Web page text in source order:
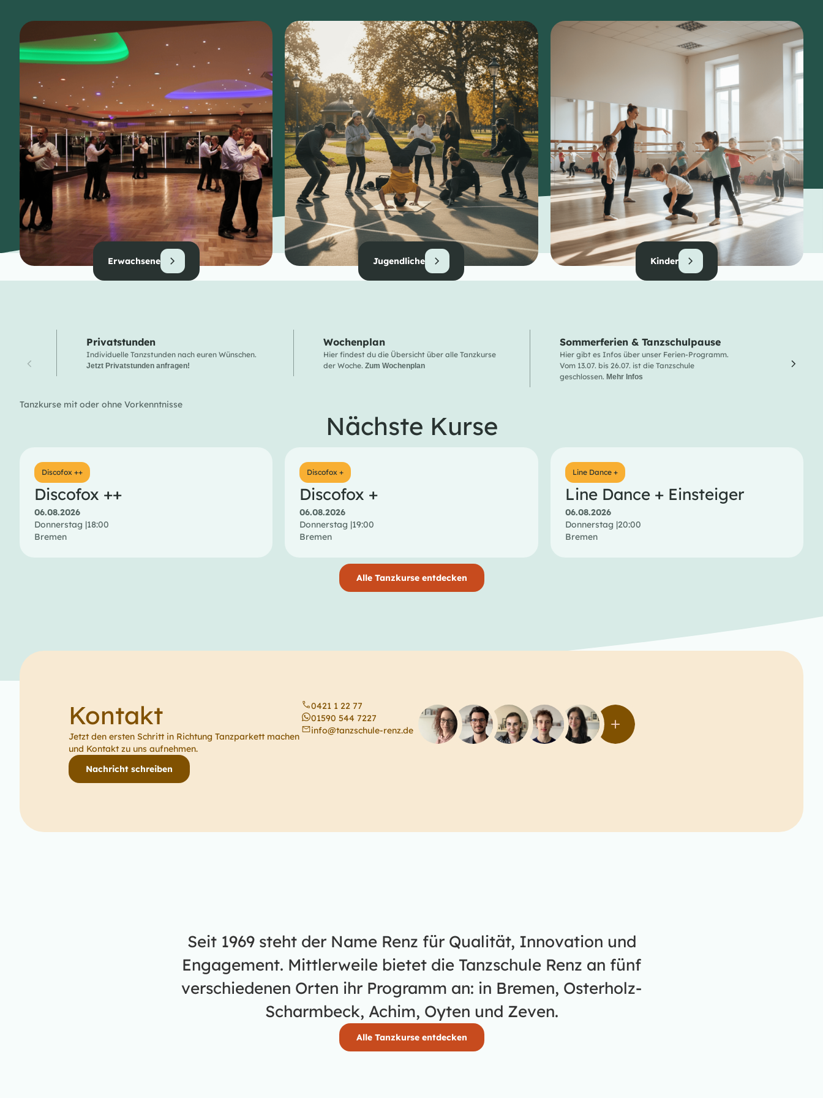
Erwachsene Jugendliche Kinder
Privatstunden
Individuelle Tanzstunden nach euren Wünschen.
Jetzt Privatstunden anfragen!
Wochenplan
Hier findest du die Übersicht über alle Tanzkurse
der Woche. Zum Wochenplan
Sommerferien & Tanzschulpause
Hier gibt es Infos über unser Ferien-Programm.
Vom 13.07. bis 26.07. ist die Tanzschule
geschlossen.Mehr Infos
Tanzkurse mit oder ohne Vorkenntnisse
Nächste Kurse
Discofox ++
Discofox ++
06.08.2026
Donnerstag |18:00
Bremen
Discofox +
Discofox +
06.08.2026
Donnerstag |19:00
Bremen
Line Dance +
Line Dance + Einsteiger
06.08.2026
Donnerstag |20:00
Bremen
Alle Tanzkurse entdecken
Kontakt
Jetzt den ersten Schritt in Richtung Tanzparkett machen
und Kontakt zu uns aufnehmen.
Nachricht schreiben
0421 1 22 77
01590 544 7227
info@tanzschule-renz.de
Seit 1969 steht der Name Renz für Qualität, Innovation und
Engagement. Mittlerweile bietet die Tanzschule Renz an fünf
verschiedenen Orten ihr Programm an: in Bremen, Osterholz-
Scharmbeck, Achim, Oyten und Zeven.
Alle Tanzkurse entdecken